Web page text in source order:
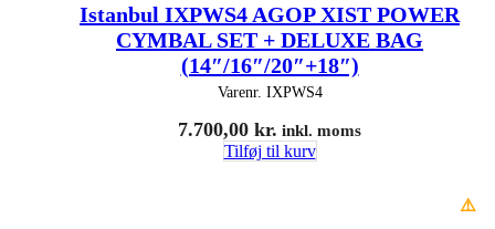
Istanbul IXPWS4 AGOP XIST POWER
CYMBAL SET + DELUXE BAG
(14″/16″/20″+18″)
Varenr. IXPWS4
7.700,00 kr. inkl. moms
Tilføj til kurv
⚠️